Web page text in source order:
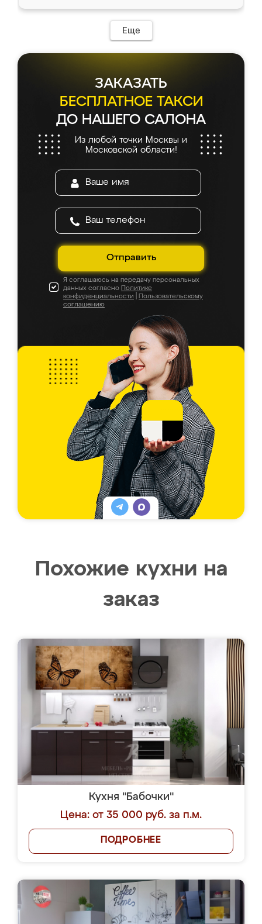
мебель сразу встала на свое место без
каких-либо доработок. Качеством осталась
довольна, все выглядит так, как и ожидала.
Еще
ЗАКАЗАТЬ
БЕСПЛАТНОЕ ТАКСИ
ДО НАШЕГО САЛОНА
Из любой точки Москвы и
Московской области!
Отправить
Я соглашаюсь на передачу персональных
данных согласно Политике
конфиденциальности
Пользовательскому
соглашению
Похожие кухни на
заказ
Кухня "Бабочки"
Цена: от 35 000 руб. за п.м.
ПОДРОБНЕЕ